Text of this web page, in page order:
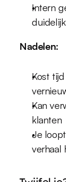
Intern
Nadelen:
Kost
Kan
klanten
Je
verhaal